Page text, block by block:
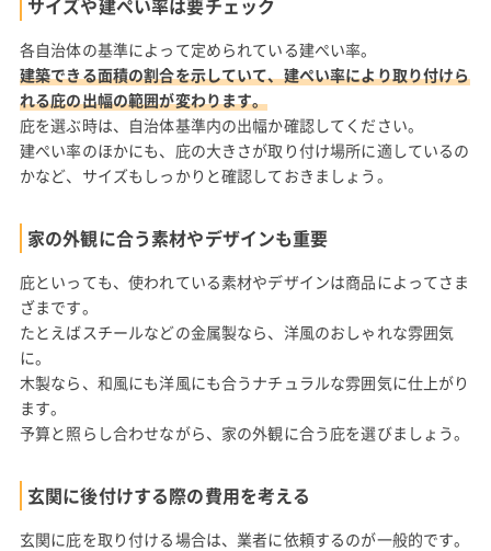
各自治体の基準によって定められている建ぺい率。
建築できる面積の割合を示していて、建ぺい率により取り付けら
れる庇の出幅の範囲が変わります。
庇を選ぶ時は、自治体基準内の出幅か確認してください。
建ぺい率のほかにも、庇の大きさが取り付け場所に適しているの
かなど、サイズもしっかりと確認しておきましょう。
家の外観に合う素材やデザインも重要
庇といっても、使われている素材やデザインは商品によってさま
ざまです。
たとえばスチールなどの金属製なら、洋風のおしゃれな雰囲気
に。
木製なら、和風にも洋風にも合うナチュラルな雰囲気に仕上がり
ます。
予算と照らし合わせながら、家の外観に合う庇を選びましょう。
玄関に後付けする際の費用を考える
玄関に庇を取り付ける場合は、業者に依頼するのが一般的です。